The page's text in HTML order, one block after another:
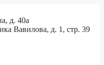
д. 40а
Вавилова, д. 1, стр. 39